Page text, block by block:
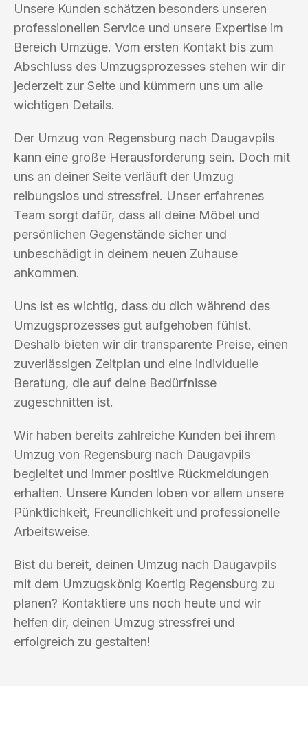
Unsere Kunden schätzen besonders unseren
professionellen Service und unsere Expertise im
Bereich Umzüge. Vom ersten Kontakt bis zum
Abschluss des Umzugsprozesses stehen wir dir
jederzeit zur Seite und kümmern uns um alle
wichtigen Details.
Der Umzug von Regensburg nach Daugavpils
kann eine große Herausforderung sein. Doch mit
uns an deiner Seite verläuft der Umzug
reibungslos und stressfrei. Unser erfahrenes
Team sorgt dafür, dass all deine Möbel und
persönlichen Gegenstände sicher und
unbeschädigt in deinem neuen Zuhause
ankommen.
Uns ist es wichtig, dass du dich während des
Umzugsprozesses gut aufgehoben fühlst.
Deshalb bieten wir dir transparente Preise, einen
zuverlässigen Zeitplan und eine individuelle
Beratung, die auf deine Bedürfnisse
zugeschnitten ist.
Wir haben bereits zahlreiche Kunden bei ihrem
Umzug von Regensburg nach Daugavpils
begleitet und immer positive Rückmeldungen
erhalten. Unsere Kunden loben vor allem unsere
Pünktlichkeit, Freundlichkeit und professionelle
Arbeitsweise.
Bist du bereit, deinen Umzug nach Daugavpils
mit dem Umzugskönig Koertig Regensburg zu
planen? Kontaktiere uns noch heute und wir
helfen dir, deinen Umzug stressfrei und
erfolgreich zu gestalten!